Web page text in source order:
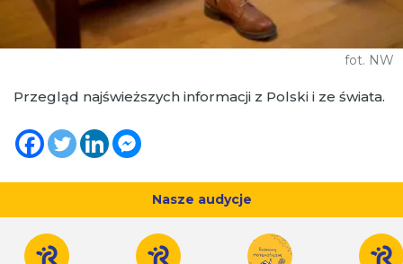
fot. NW
Przegląd najświeższych informacji z Polski i ze świata.
Nasze audycje